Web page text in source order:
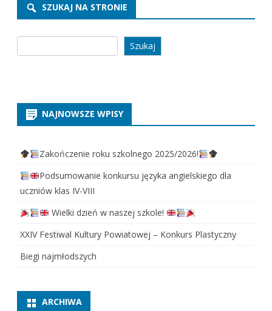
SZUKAJ NA STRONIE
Szukaj
NAJNOWSZE WPISY
Zakończenie roku szkolnego 2025/2026!
Podsumowanie konkursu języka angielskiego dla
uczniów klas IV-VIII
Wielki dzień w naszej szkole!
XXIV Festiwal Kultury Powiatowej – Konkurs Plastyczny
Biegi najmłodszych
ARCHIWA